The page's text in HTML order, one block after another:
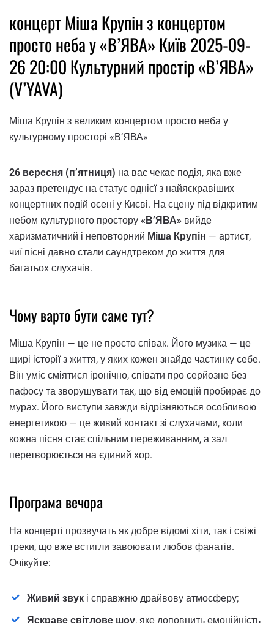
концерт Міша Крупін з концертом
просто неба у «В’ЯВА» Київ 2025-09-
26 20:00 Культурний простір «В’ЯВА»
(V’YAVA)
Міша Крупін з великим концертом просто неба у
культурному просторі «В’ЯВА»
26 вересня (п’ятниця) на вас чекає подія, яка вже
зараз претендує на статус однієї з найяскравіших
концертних подій осені у Києві. На сцену під відкритим
небом культурного простору «В’ЯВА» вийде
харизматичний і неповторний Міша Крупін — артист,
чиї пісні давно стали саундтреком до життя для
багатьох слухачів.
Чому варто бути саме тут?
Міша Крупін — це не просто співак. Його музика — це
щирі історії з життя, у яких кожен знайде частинку себе.
Він уміє сміятися іронічно, співати про серйозне без
пафосу та зворушувати так, що від емоцій пробирає до
мурах. Його виступи завжди відрізняються особливою
енергетикою — це живий контакт зі слухачами, коли
кожна пісня стає спільним переживанням, а зал
перетворюється на єдиний хор.
Програма вечора
На концерті прозвучать як добре відомі хіти, так і свіжі
треки, що вже встигли завоювати любов фанатів.
Очікуйте:
Живий звук і справжню драйвову атмосферу;
Яскраве світлове шоу, яке доповнить емоційність